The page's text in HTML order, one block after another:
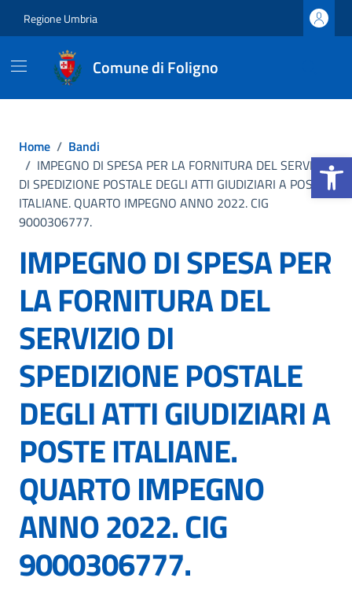
Apri la
Regione Umbria
Comune di Foligno
Home / Bandi
/ IMPEGNO DI SPESA PER LA FORNITURA DEL SERVIZIO
DI SPEDIZIONE POSTALE DEGLI ATTI GIUDIZIARI A POSTE
ITALIANE. QUARTO IMPEGNO ANNO 2022. CIG
9000306777.
IMPEGNO DI SPESA PER
LA FORNITURA DEL
SERVIZIO DI
SPEDIZIONE POSTALE
DEGLI ATTI GIUDIZIARI A
POSTE ITALIANE.
QUARTO IMPEGNO
ANNO 2022. CIG
9000306777.